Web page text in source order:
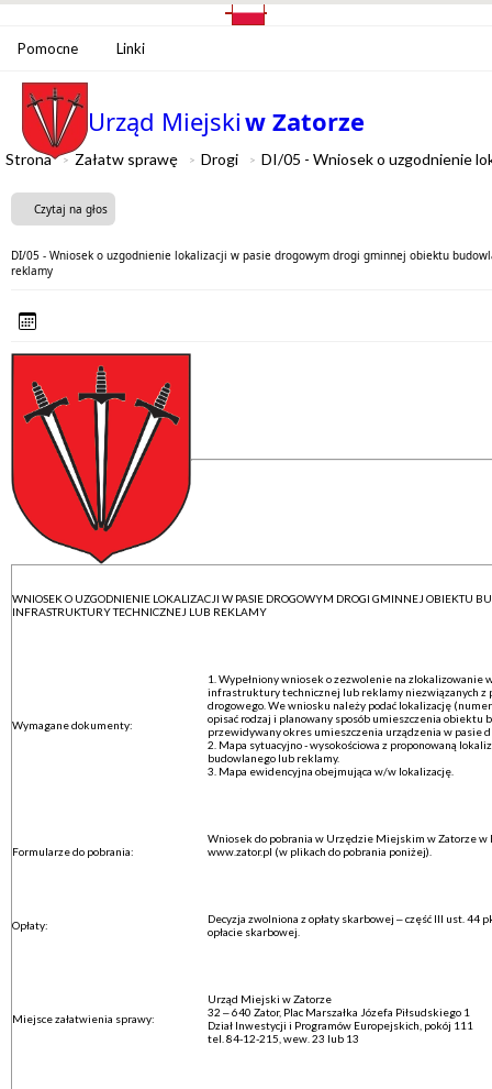
Pomocne Linki
Urząd Miejskiw Zatorze
Strona Załatw sprawę Drogi DI/05 - Wniosek o uzgodnienie
Czytaj na głos
DI/05 - Wniosek o uzgodnienie lokalizacji w pasie drogowym drogi gminnej obiektu
reklamy
WNIOSEK O UZGODNIENIE LOKALIZACJI W PASIE DROGOWYM DROGI GMINNEJ OBIEKTU
INFRASTRUKTURY TECHNICZNEJ LUB REKLAMY
Wymagane dokumenty:
1. Wypełniony wniosek o zezwolenie na
infrastruktury technicznej lub reklamy niezwiązanych z
drogowego. We wniosku należy podać lokalizację
opisać rodzaj i planowany sposób umieszczenia obiektu
przewidywany okres umieszczenia urządzenia w pasie
2. Mapa sytuacyjno - wysokościowa z proponowaną
budowlanego lub reklamy.
3. Mapa ewidencyjna obejmująca w/w lokalizację.
Formularze do pobrania:
Wniosek do pobrania w Urzędzie Miejskim w Zatorze
www.zator.pl (w plikach do pobrania poniżej).
Opłaty:
Decyzja zwolniona z opłaty skarbowej – część III ust. 44
opłacie skarbowej.
Miejsce załatwienia sprawy:
Urząd Miejski w Zatorze
32 – 640 Zator, Plac Marszałka Józefa Piłsudskiego 1
Dział Inwestycji i Programów Europejskich, pokój 111
tel. 84-12-215, wew. 23 lub 13